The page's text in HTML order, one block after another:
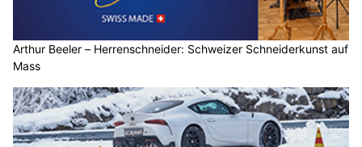
Arthur Beeler – Herrenschneider: Schweizer Schneiderkunst auf
Mass